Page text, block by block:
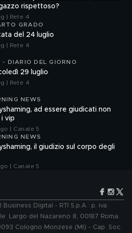
rispettoso?
| Rete 4
GRADO
del 24 luglio
| Rete 4
- DIARIO DEL GIORNO
29 luglio
| Rete 4
NEWS
ad essere giudicati non
i vip
| Canale 5
NEWS
il giudizio sul corpo degli
| Canale 5
Digital - RTI S.p.A.: p. iva
Largo del Nazareno 8, 00187 Roma.
Cologno Monzese (MI) - Cap. Soc.